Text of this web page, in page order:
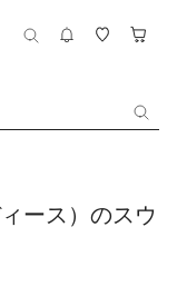
ース）のスウ